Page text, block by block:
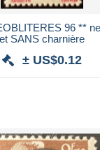
96 **
et SANS charnière
± US$0.12